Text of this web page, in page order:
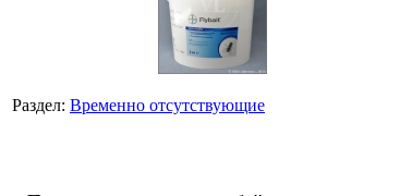
Раздел: Временно отсутствующие